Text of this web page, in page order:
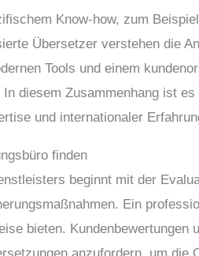
Know-how, zum
Übersetzer verstehen die
Tools und einem
diesem Zusammenhang ist
und internationaler
finden
beginnt mit der
Ein
bieten.